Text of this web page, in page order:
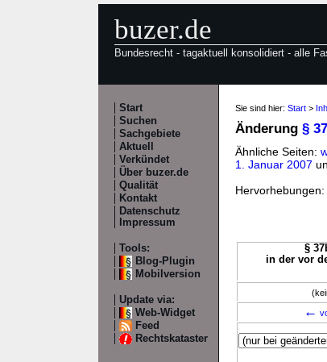
buzer.de
Bundesrecht - tagaktuell konsolidiert - alle
Start
Suchen
Sachgebiete
Aktuell
Verkündet
Über buzer.de
Qualität
Kontakt
Datenschutz
Impressum
Tools:
Blog-Plugin
Mobilversion
Update via:
Web-Widget
Feed
Rechtskataster
Sie sind hier: Start >
Änderung §
Ähnliche Seiten:
1. Januar 2007
Hervorhebungen:
§
in der vor
←